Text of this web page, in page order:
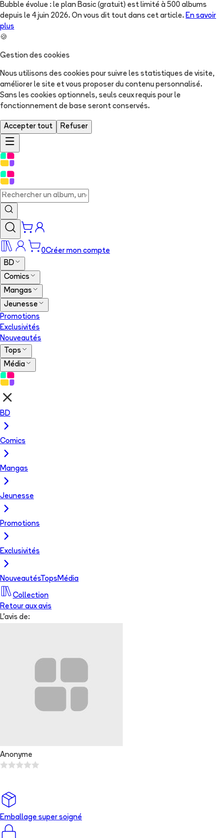
Bubble évolue : le plan Basic (gratuit) est limité à 500 albums
depuis le 4 juin 2026. On vous dit tout dans cet article. En savoir
plus
🍪
Gestion des cookies
Nous utilisons des cookies pour suivre les statistiques de visite,
améliorer le site et vous proposer du contenu personnalisé.
Sans les cookies optionnels, seuls ceux requis pour le
fonctionnement de base seront conservés.
Accepter tout Refuser
0Créer mon compte
BD
Comics
Mangas
Jeunesse
Promotions
Exclusivités
Nouveautés
Tops
Média
BD
Comics
Mangas
Jeunesse
Promotions
Exclusivités
NouveautésTops Média
Collection
Retour aux avis
L'avis de:
Anonyme
Emballage super soigné